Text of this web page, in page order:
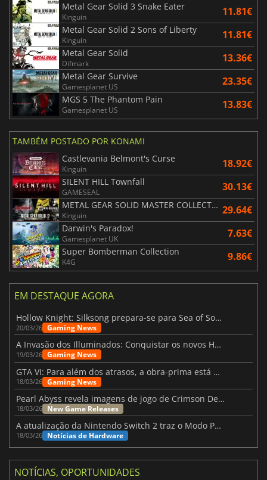
Metal Gear Solid 3 Snake Eater
Kinguin 11.81€
Metal Gear Solid 2 Sons of Liberty
Kinguin 11.81€
Metal Gear Solid
Difmark 13.36€
Metal Gear Survive
Gamesplanet US 23.35€
MGS 5 The Phantom Pain
Gamesplanet US 13.83€
TAMBÉM POSTADO POR KONAMI
Castlevania Belmont's Curse
Kinguin 18.92€
SILENT HILL Townfall
GAMESEAL 30.13€
METAL GEAR SOLID MASTER COLLECTION Vol.2
Kinguin 29.64€
Darwin's Paradox!
Gamesplanet UK 7.63€
Super Bomberman Collection
K4G 9.86€
EM DESTAQUE AGORA
Hollow Knight: Silksong prepara-se para Sea of Sorrow com um patch
20/03/26 Gaming News
A Invasão dos Illuminados: Conquistar os novos Helldivers 2 Atualização!
19/03/26 Gaming News
GTA VI: Para além dos atrasos, a obra-prima está quase a chegar
18/03/26 Gaming News
Pearl Abyss revela imagens de jogo de Crimson Desert para a PS5
18/03/26 New Game Releases
A atualização da Nintendo Switch 2 traz o Modo Portátil aos jogos mais antigos da Switch
18/03/26 Notícias de Hardware
NOTÍCIAS, OPORTUNIDADES